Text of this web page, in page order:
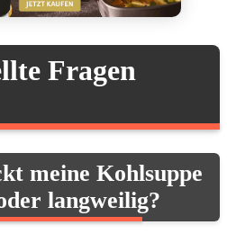
Fragen
meine Kohlsuppe
langweilig?